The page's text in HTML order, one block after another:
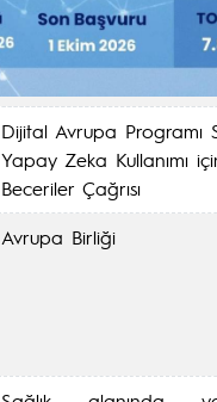
Dijital Avrupa Programı
Yapay Zeka Kullanımı
Beceriler Çağrısı
Avrupa Birliği